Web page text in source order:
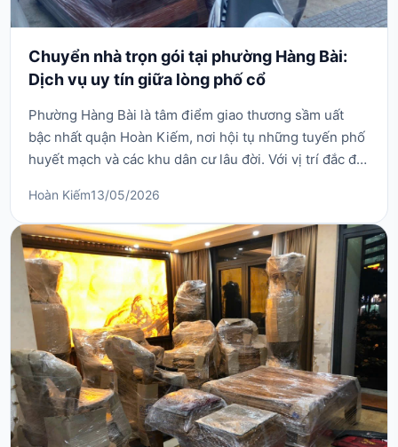
Chuyển nhà trọn gói tại phường Hàng Bài:
Dịch vụ uy tín giữa lòng phố cổ
Phường Hàng Bài là tâm điểm giao thương sầm uất
bậc nhất quận Hoàn Kiếm, nơi hội tụ những tuyến phố
huyết mạch và các khu dân cư lâu đời. Với vị trí đắc địa
nơi ở tại đây luôn đòi hỏi một kế hoạch vận chuyển
cực kỳ tỉ mỉ và chuyên nghiệp. Việc tự mình thu dọn
đồ đạc giữa không gian phố xá đông đ...
Hoàn Kiếm13/05/2026